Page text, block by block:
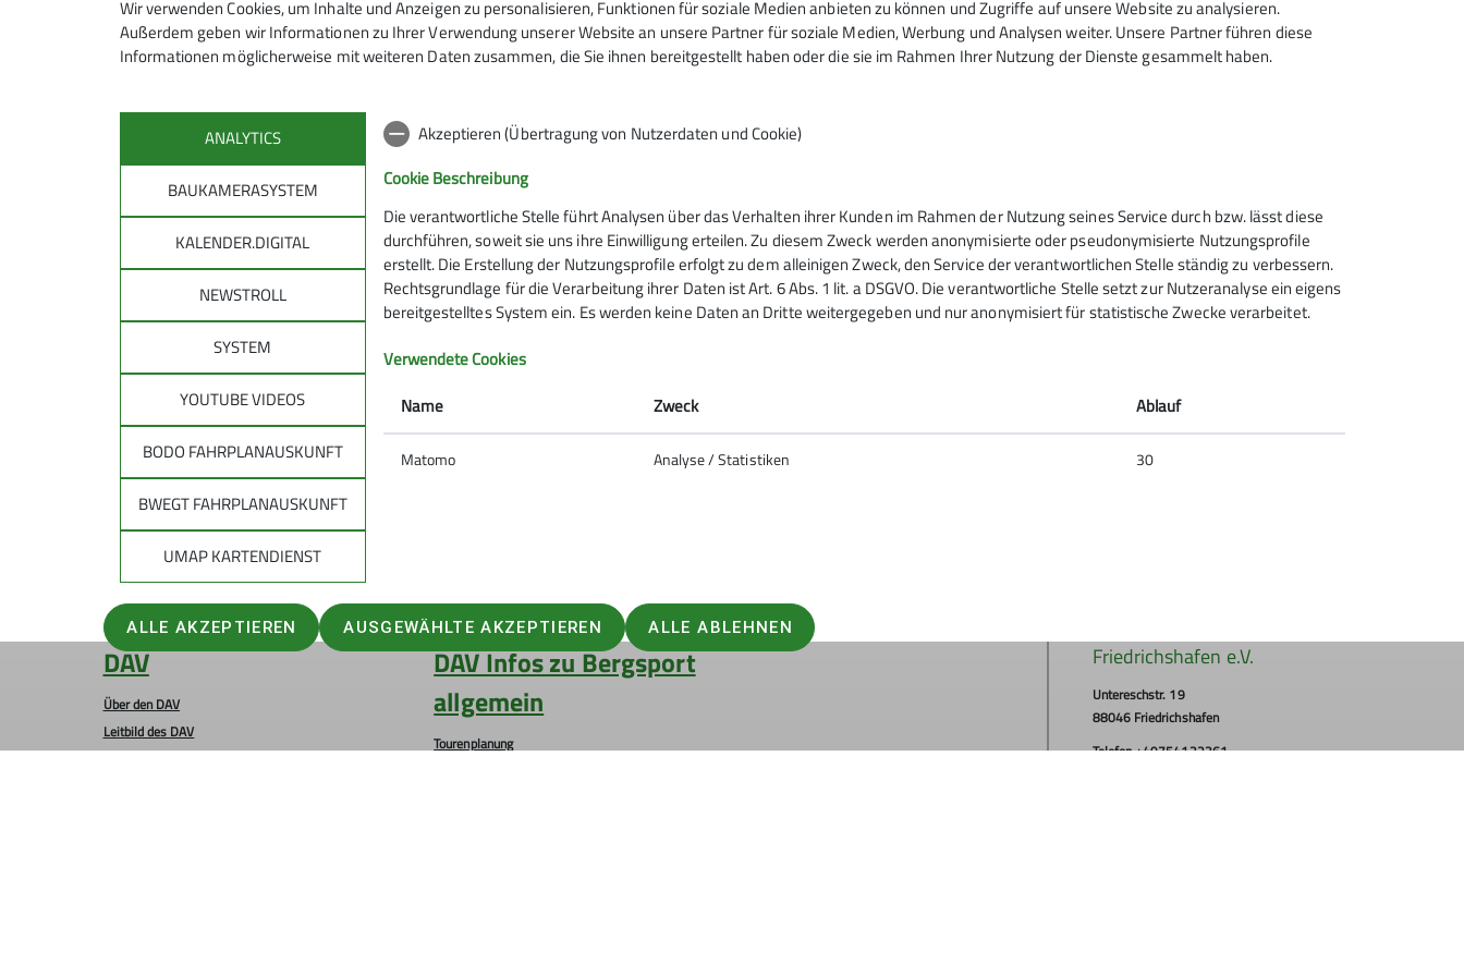
Fitnessgymnastik beginnt am 7. Oktober
28.09.2024
Die dunkle kalte Jahreszeit steht vor der Tür und es gibt immer mehr Gründe, es sich auf dem Sofa gemütlich zu machen. Um nicht ganz einzurosten
und sich für die Wintersaison fit zu machen, laden wir unser Mitglieder in die Fitnessgymnastik ein.
Wir starten am 7. Oktober, um 20 Uhr in der Sporthalle der Schreienesch-Schule.
Jutta, Sabine und alle anderen Teilnehmer freuen sich auf eine rege Teilnahme. "Geteilter Schweiß ist halber Schweiß"
DAV
Über den DAV
Leitbild des DAV
DAV Infos zu Bergsport
allgemein
Tourenplanung
Friedrichshafen e.V.
Untereschstr. 19
88046 Friedrichshafen
Telefon +49754122361
Wir verwenden Cookies, um Inhalte und Anzeigen zu personalisieren, Funktionen für soziale Medien anbieten zu können und Zugriffe auf unsere Website zu analysieren.
Außerdem geben wir Informationen zu Ihrer Verwendung unserer Website an unsere Partner für soziale Medien, Werbung und Analysen weiter. Unsere Partner führen diese
Informationen möglicherweise mit weiteren Daten zusammen, die Sie ihnen bereitgestellt haben oder die sie im Rahmen Ihrer Nutzung der Dienste gesammelt haben.
ANALYTICS
BAUKAMERASYSTEM
KALENDER.DIGITAL
NEWSTROLL
SYSTEM
YOUTUBE VIDEOS
BODO FAHRPLANAUSKUNFT
BWEGT FAHRPLANAUSKUNFT
UMAP KARTENDIENST
Akzeptieren (Übertragung von Nutzerdaten und Cookie)
Cookie Beschreibung
Die verantwortliche Stelle führt Analysen über das Verhalten ihrer Kunden im Rahmen der Nutzung seines Service durch bzw. lässt diese
durchführen, soweit sie uns ihre Einwilligung erteilen. Zu diesem Zweck werden anonymisierte oder pseudonymisierte Nutzungsprofile
erstellt. Die Erstellung der Nutzungsprofile erfolgt zu dem alleinigen Zweck, den Service der verantwortlichen Stelle ständig zu verbessern.
Rechtsgrundlage für die Verarbeitung ihrer Daten ist Art. 6 Abs. 1 lit. a DSGVO. Die verantwortliche Stelle setzt zur Nutzeranalyse ein eigens
bereitgestelltes System ein. Es werden keine Daten an Dritte weitergegeben und nur anonymisiert für statistische Zwecke verarbeitet.
Verwendete Cookies
Name
Zweck Ablauf
Matomo Analyse / Statistiken 30
ALLE AKZEPTIEREN AUSGEWÄHLTE AKZEPTIEREN ALLE ABLEHNEN